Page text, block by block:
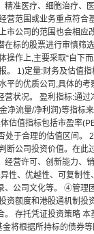
准医疗、细胞治疗
营范围或业务重点符
市公司的范围也会相
标的股票进行审慎筛
作上,主要采取“自下
。 1)定量:财务及估值
平的优质公司,具体的
状况。 盈利指标:通
净流量/净利润)等指标
估值指标包括市盈率
于合理的估值区间
断公司投资价值。在
营许可、创新能力
性、优越性、可复制
公司文化等。 ④管
资额度和港股通机制
存托凭证投资策略
将根据所持标的债券